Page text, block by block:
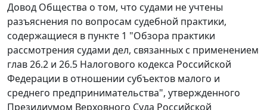
Довод Общества о том, что судами не учтены
разъяснения по вопросам судебной практики,
содержащиеся в пункте 1 "Обзора практики
рассмотрения судами дел, связанных с применением
глав 26.2 и 26.5 Налогового кодекса Российской
Федерации в отношении субъектов малого и
среднего предпринимательства", утвержденного
Президиумом Верховного Суда Российской